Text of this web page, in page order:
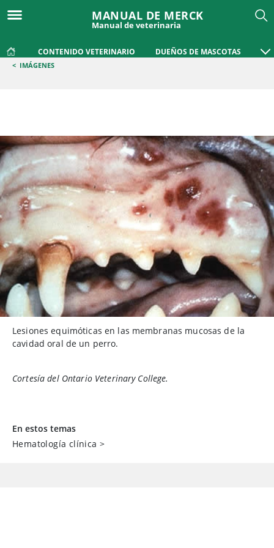
MANUAL DE MERCK
Manual de veterinaria
CONTENIDO VETERINARIO DUEÑOS DE MASCOTAS
< IMÁGENES
Lesiones equimóticas en las membranas mucosas de la
cavidad oral de un perro.
Cortesía del Ontario Veterinary College.
En estos temas
Hematología clínica >